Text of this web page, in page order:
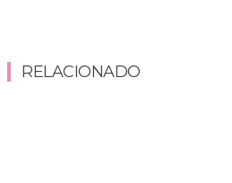
RELACIONADO